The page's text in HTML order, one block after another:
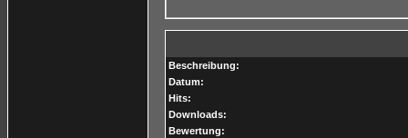
Beschreibung:
Datum:
Hits:
Downloads:
Bewertung: